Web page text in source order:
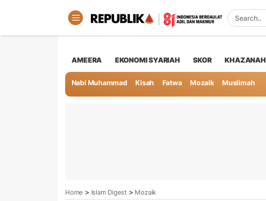
AMEERA EKONOMI SYARIAH SKOR KHAZANAH
Nabi Muhammad Kisah Fatwa Mozaik Muslimah
Home > Islam Digest > Mozaik